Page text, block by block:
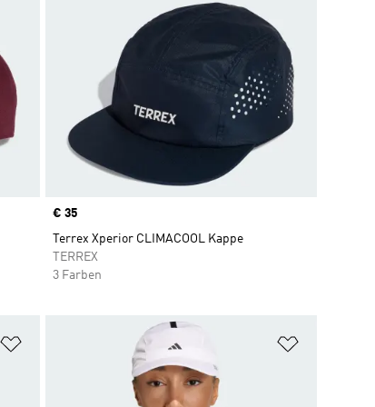
Price
€ 35
Terrex Xperior CLIMACOOL Kappe
TERREX
3 Farben
Zur Wunschliste hinzufügen